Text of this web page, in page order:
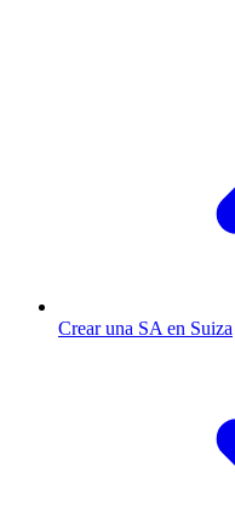
Crear una SA en Suiza